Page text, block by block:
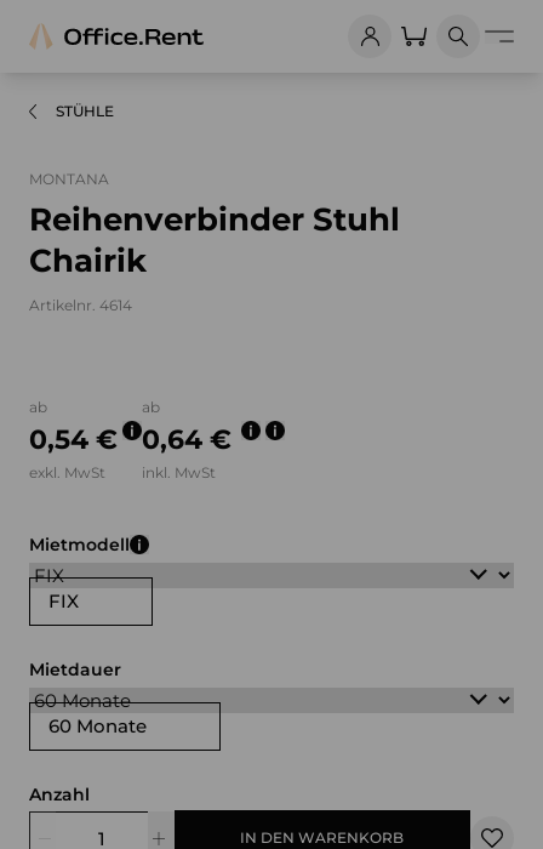
STÜHLE
MONTANA
Reihenverbinder Stuhl
Chairik
Artikelnr. 4614
ab
0,54 €
exkl. MwSt
ab
0,64 €
inkl. MwSt
FIX
Mietmodell
60 Monate
Mietdauer
Anzahl
IN DEN WARENKORB